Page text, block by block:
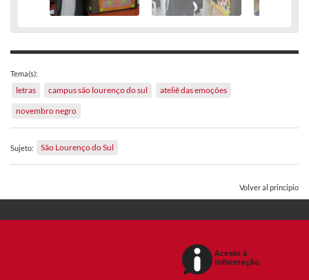
Tema(s):
letras campus são lourenço do sul
ateliê das emoções
novembro negro
Sujeto: São Lourenço do Sul
Volver al principio